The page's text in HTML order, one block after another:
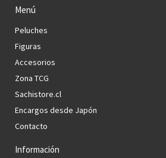
Menú
Peluches
Figuras
Accesorios
Zona TCG
Sachistore.cl
Encargos desde Japón
Contacto
Información